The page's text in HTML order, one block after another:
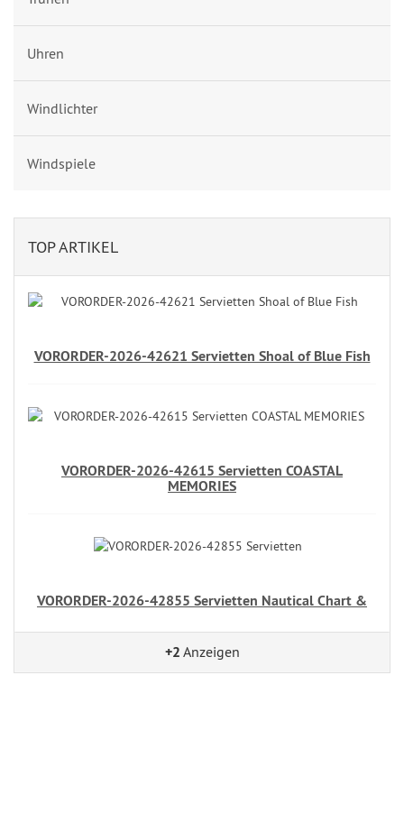
Uhren
Windlichter
Windspiele
TOP ARTIKEL
VORORDER-2026-42621 Servietten Shoal of Blue Fish
VORORDER-2026-42615 Servietten COASTAL
MEMORIES
VORORDER-2026-42855 Servietten Nautical Chart &
+2 Anzeigen